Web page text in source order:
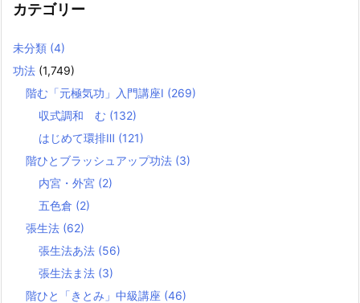
カテゴリー
未分類 (4)
功法 (1,749)
階む「元極気功」入門講座Ⅰ (269)
収式調和 む (132)
はじめて環排Ⅲ (121)
階ひとブラッシュアップ功法 (3)
内宮・外宮 (2)
五色倉 (2)
張生法 (62)
張生法あ法 (56)
張生法ま法 (3)
階ひと「きとみ」中級講座 (46)